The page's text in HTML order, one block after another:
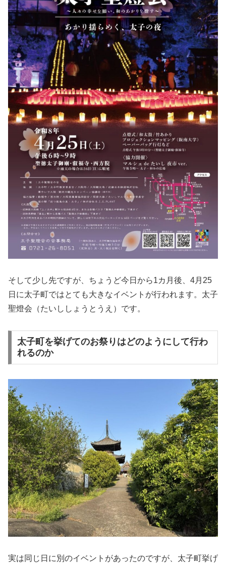
そして少し先ですが、ちょうど今日から1カ月後、4月25
日に太子町ではとても大きなイベントが行われます。太子
聖燈会（たいししょうとうえ）です。
太子町を挙げてのお祭りはどのようにして行わ
れるのか
実は同じ日に別のイベントがあったのですが、太子町挙げ